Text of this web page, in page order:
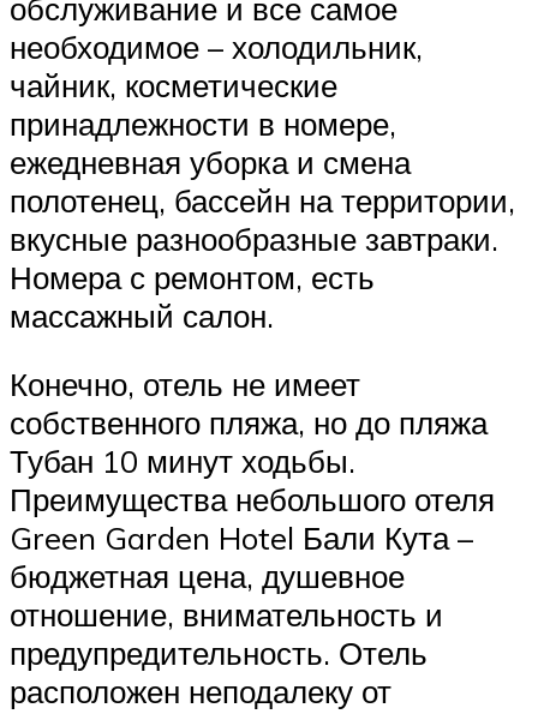
обслуживание и все самое
необходимое – холодильник,
чайник, косметические
принадлежности в номере,
ежедневная уборка и смена
полотенец, бассейн на территории,
вкусные разнообразные завтраки.
Номера с ремонтом, есть
массажный салон.
Конечно, отель не имеет
собственного пляжа, но до пляжа
Тубан 10 минут ходьбы.
Преимущества небольшого отеля
Green Garden Hotel Бали Кута –
бюджетная цена, душевное
отношение, внимательность и
предупредительность. Отель
расположен неподалеку от